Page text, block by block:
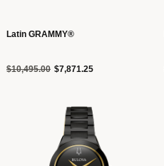
Latin GRAMMY®
Precio reducido de
$10,495.00a$7,871.25